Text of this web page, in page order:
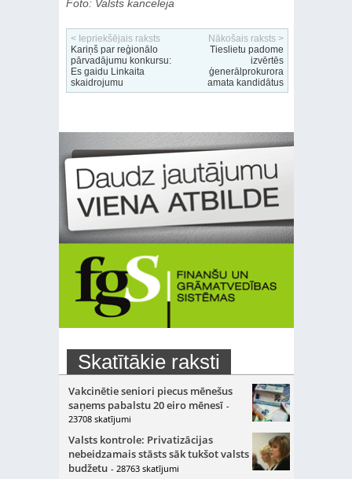
Foto: Valsts kanceleja
< Iepriekšējais raksts
Kariņš par reģionālo
pārvadājumu konkursu:
Es gaidu Linkaita
skaidrojumu
Nākošais raksts >
Tieslietu padome
izvērtēs
ģenerālprokurora
amata kandidātus
Skatītākie raksti
Vakcinētie seniori piecus mēnešus
saņems pabalstu 20 eiro mēnesī -
23708 skatījumi
Valsts kontrole: Privatizācijas
nebeidzamais stāsts sāk tukšot valsts
budžetu - 28763 skatījumi